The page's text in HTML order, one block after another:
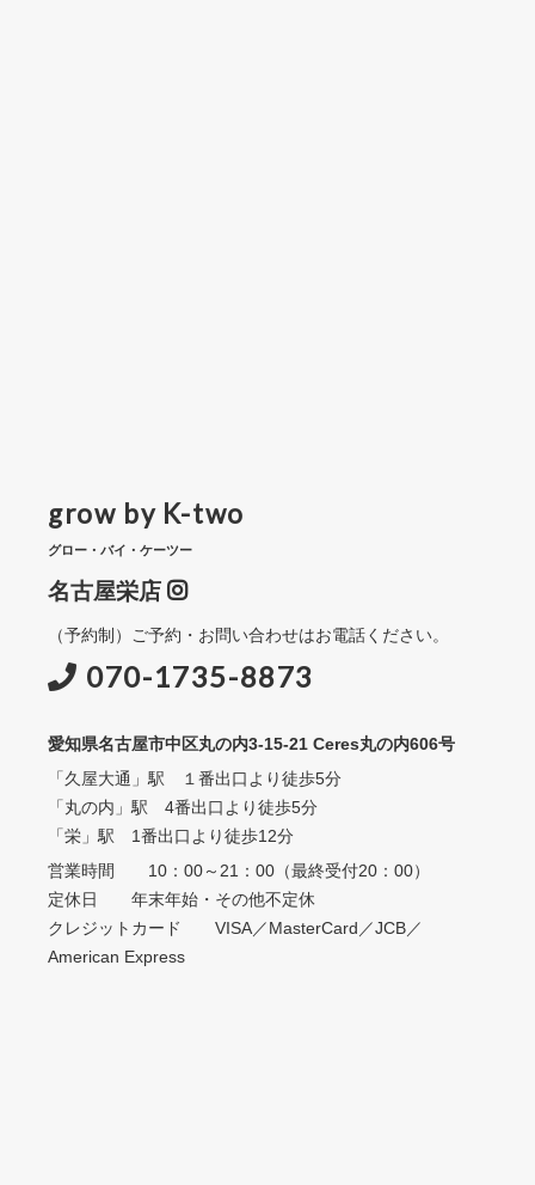
grow by K-two
グロー・バイ・ケーツー
名古屋栄店
（予約制）ご予約・お問い合わせはお電話ください。
070-1735-8873
愛知県名古屋市中区丸の内3-15-21 Ceres丸の内606号
「久屋大通」駅 １番出口より徒歩5分
「丸の内」駅 4番出口より徒歩5分
「栄」駅 1番出口より徒歩12分
営業時間 10：00～21：00（最終受付20：00）
定休日 年末年始・その他不定休
クレジットカード VISA／MasterCard／JCB／
American Express